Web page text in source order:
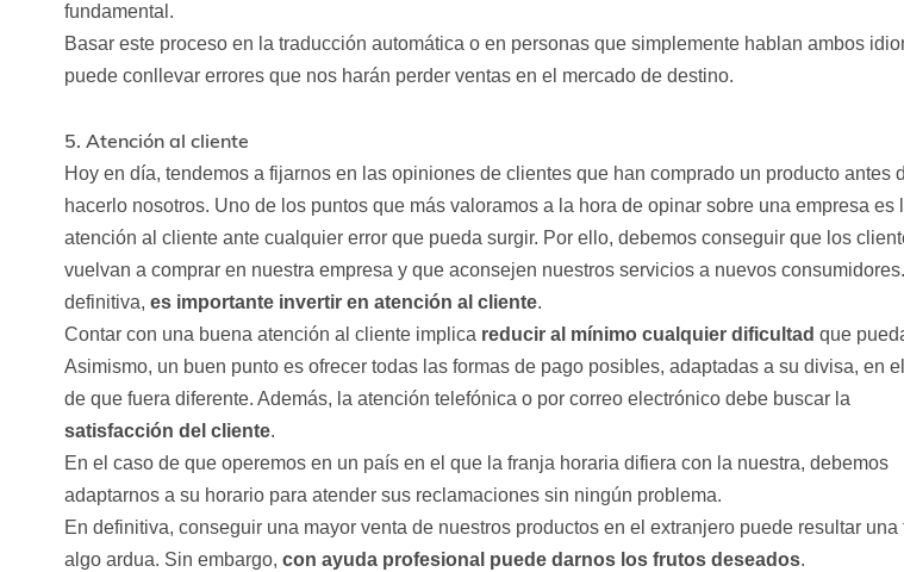
fundamental.
Basar este proceso en la traducción automática o en personas que simplemente hablan ambos
puede conllevar errores que nos harán perder ventas en el mercado de destino.
5. Atención al cliente
Hoy en día, tendemos a fijarnos en las opiniones de clientes que han comprado un producto antes
hacerlo nosotros. Uno de los puntos que más valoramos a la hora de opinar sobre una empresa es
atención al cliente ante cualquier error que pueda surgir. Por ello, debemos conseguir que los
vuelvan a comprar en nuestra empresa y que aconsejen nuestros servicios a nuevos
definitiva, es importante invertir en atención al cliente.
Contar con una buena atención al cliente implica reducir al mínimo cualquier dificultad que
Asimismo, un buen punto es ofrecer todas las formas de pago posibles, adaptadas a su divisa, en
de que fuera diferente. Además, la atención telefónica o por correo electrónico debe buscar la
satisfacción del cliente.
En el caso de que operemos en un país en el que la franja horaria difiera con la nuestra, debemos
adaptarnos a su horario para atender sus reclamaciones sin ningún problema.
En definitiva, conseguir una mayor venta de nuestros productos en el extranjero puede resultar una
algo ardua. Sin embargo, con ayuda profesional puede darnos los frutos deseados.